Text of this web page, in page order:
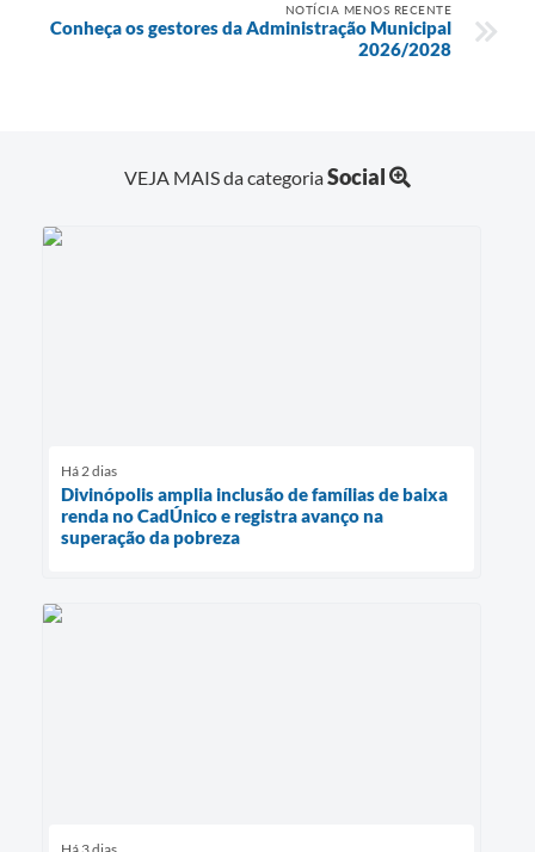
NOTÍCIA MENOS RECENTE
Conheça os gestores da Administração Municipal
2026/2028
VEJA MAIS da categoriaSocial
Há 2 dias
Divinópolis amplia inclusão de famílias de baixa
renda no CadÚnico e registra avanço na
superação da pobreza